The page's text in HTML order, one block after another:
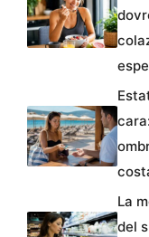
La
del